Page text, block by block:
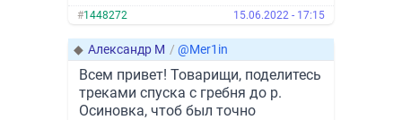
#1448272 15.06.2022 - 17:15
◆ Александр М / @Mer1in
Всем привет! Товарищи, поделитесь
треками спуска с гребня до р.
Осиновка, чтоб был точно